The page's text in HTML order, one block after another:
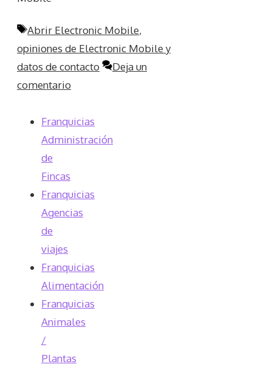
Etiquetas
Abrir Electronic Mobile,
opiniones de Electronic Mobile y
datos de contacto
Deja un
comentario
Franquicias
Administración
de
Fincas
Franquicias
Agencias
de
viajes
Franquicias
Alimentación
Franquicias
Animales
/
Plantas